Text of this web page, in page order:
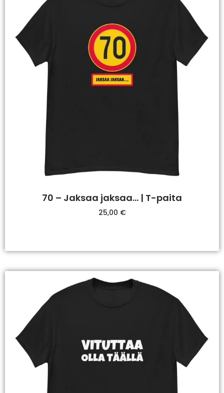
70 – Jaksaa jaksaa… | T-paita
25,00 €